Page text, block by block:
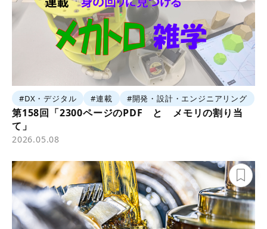
#DX・デジタル #連載 #開発・設計・エンジニアリング
第158回「2300ページのPDF と メモリの割り当
て」
2026.05.08